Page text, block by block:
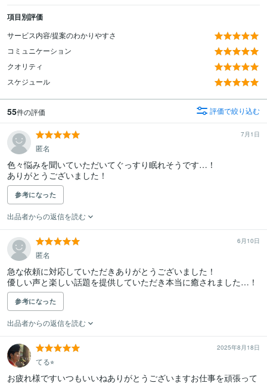
項目別評価
サービス内容/提案のわかりやすさ
コミュニケーション
クオリティ
スケジュール
55件の評価 評価で絞り込む
7月1日
匿名
色々悩みを聞いていただいてぐっすり眠れそうです…！
ありがとうございました！
参考になった
出品者からの返信を読む
6月10日
匿名
急な依頼に対応していただきありがとうございました！
優しい声と楽しい話題を提供していただき本当に癒されました…！
参考になった
出品者からの返信を読む
2025年8月18日
てる⭐︎
お疲れ様ですいつもいいねありがとうございますお仕事を頑張って